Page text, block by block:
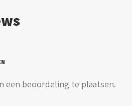
een beoordeling te plaatsen.